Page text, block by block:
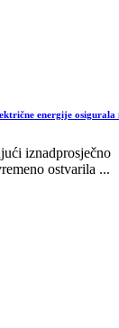
energije osigurala
iznadprosječno
ostvarila ...